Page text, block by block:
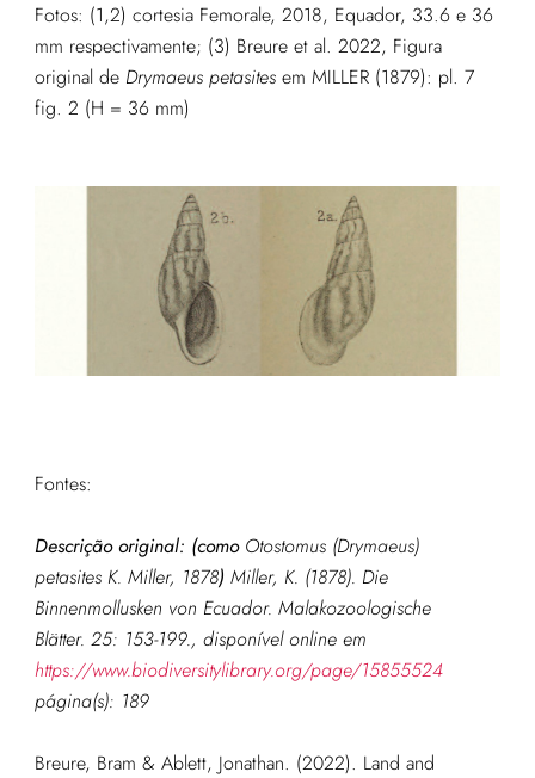
Fotos: (1,2) cortesia Femorale, 2018, Equador, 33.6 e 36
mm respectivamente; (3) Breure et al. 2022, Figura
original de Drymaeus petasitesem MILLER (1879): pl. 7
fig. 2 (H = 36 mm)
Fontes:
Descrição original: (como Otostomus (Drymaeus)
petasites K. Miller, 1878) Miller, K. (1878). Die
Binnenmollusken von Ecuador. Malakozoologische
Blätter. 25: 153-199., disponível online em
https://www.biodiversitylibrary.org/page/15855524
página(s): 189
Breure, Bram & Ablett, Jonathan. (2022). Land and